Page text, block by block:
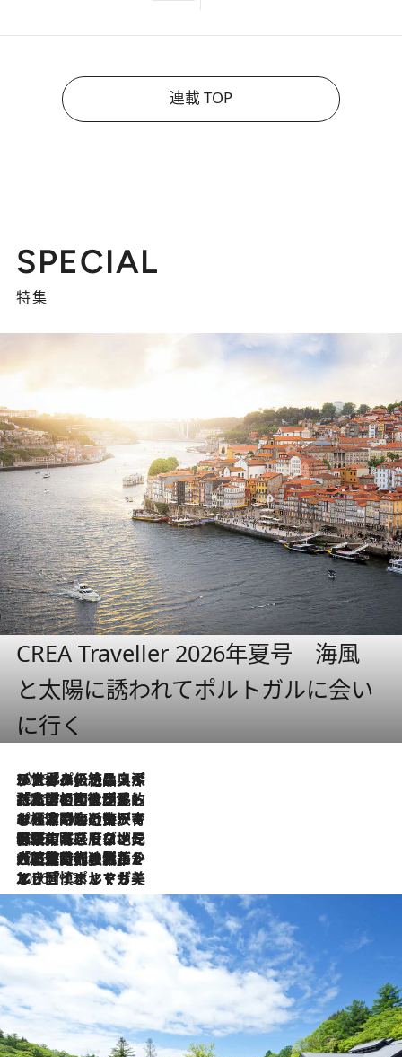
連載 TOP
SPECIAL
特集
CREA Traveller 2026年夏号 海風
と太陽に誘われてポルトガルに会い
に行く
2026.8.8
リスボンの絶品スイーツ「パステル・デ・ナタ」とは？ポルトガル伝統の奥深い世界へ
2026.7.27
「私の祖国はポルトガル語です」国民的詩人フェルナンド・ペソアと、彼が愛した文学の街を歩く
2026.7.26
ポルトガル近海が育む極上の海の幸。キリリと冷えた白ワインと愉しむ、シーフード専門店の贅沢
2026.7.22
伝統の味をモダンに昇華。高感度な地元客が集う、リスボンの最旬ガストロノミー
2026.7.21
大航海時代の栄華から、震災、独裁、そして革命へ。ポルトガル・首都リスボンの石畳に刻まれた「歴史の光と影」
2026.7.13
エッセイ・ヤマザキマリ「慎ましくも美しき国 ポルトガル」